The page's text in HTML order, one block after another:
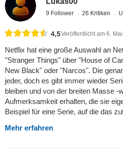
9 Follower 26 Kritiken
4,5Veröffentlicht am 6.
Netflix hat eine große Auswahl an
"Stranger Things" über "House of
New Black" oder "Narcos". Die
jeder, doch es gibt immer wieder
bleiben und von der breiten Masse
Aufmerksamkeit erhalten, die sie
Beispiel für eine Serie, auf die das
Mehr erfahren